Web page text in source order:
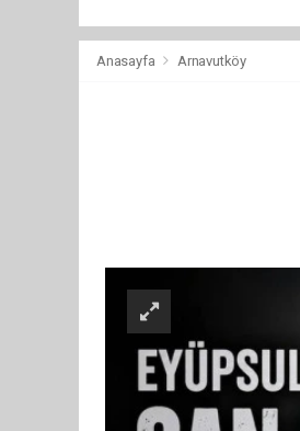
Anasayfa Arnavutköy